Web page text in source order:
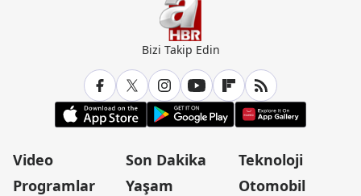
Bizi Takip Edin
Video
Programlar
Son Dakika
Yaşam
Teknoloji
Otomobil